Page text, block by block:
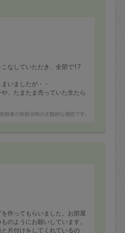
なしていただき、全部で17
いましたが・・
、たまたま売っていた生たら
しく作っていただきました。
。頼者の依頼当時の主観的な感想です。
作ってもらいました。お部屋
のようにお願いしています。
片付けをしてくれているの